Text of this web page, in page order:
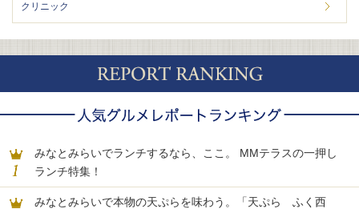
クリニック
みなとみらいでランチするなら、ここ。 MMテラスの一押し
ランチ特集！
みなとみらいで本物の天ぷらを味わう。「天ぷら ふく西